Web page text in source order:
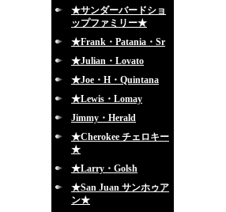
★サンダーバードショ
ップファミリー★
★Frank・Patania・Sr
★Julian・Lovato
★Joe・H・Quintana
★Lewis・Lomay
Jimmy・Herald
★Cherokee チェロキー
★
★Larry・Golsh
★San Juan サンホゥア
ン★